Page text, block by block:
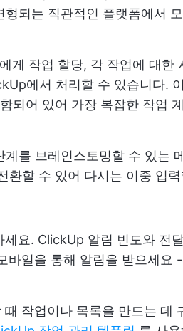
되는 직관적인 플랫폼에서
게 작업 할당, 각 작업에 대한
에서 처리할 수 있습니다.
되어 있어 가장 복잡한 작업
를 브레인스토밍할 수 있는
환할 수 있어 다시는 이중 입
요. ClickUp 알림 빈도와 전
바일을 통해 알림을 받으세요
작업이나 목록을 만드는 데